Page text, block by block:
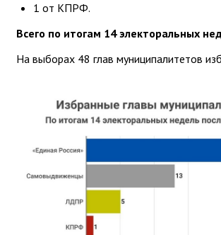
1 от КПРФ.
Всего по итогам 14 электоральных
На выборах 48 глав муниципалитетов